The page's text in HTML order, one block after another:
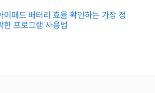
이패드 배터리 효율 확인하는 가장 정
한 프로그램 사용법